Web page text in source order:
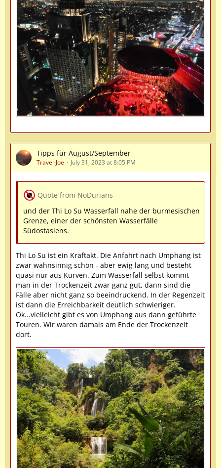
Tipps für August/September
Travel-Joe July 31, 2023 at 8:05 PM
Quote from NoDurians
und der Thi Lo Su Wasserfall nahe der burmesischen
Grenze, einer der schönsten Wasserfälle
Südostasiens.
Thi Lo Su ist ein Kraftakt. Die Anfahrt nach Umphang ist
zwar wahnsinnig schön - aber ewig lang und besteht
quasi nur aus Kurven. Zum Wasserfall selbst kommt
man in der Trockenzeit zwar ganz gut, dann sind die
Fälle aber nicht ganz so beeindruckend. In der Regenzeit
ist dann die Erreichbarkeit deutlich schwieriger.
Ok...vielleicht gibt es von Umphang aus dann geführte
Touren. Wir waren damals am Ende der Trockenzeit
dort.